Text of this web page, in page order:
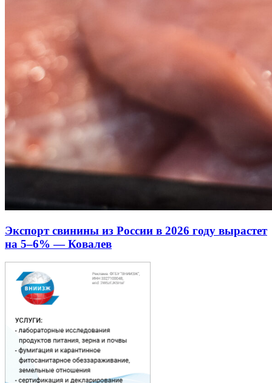
Экспорт свинины из России в 2026 году вырастет
на 5–6% — Ковалев